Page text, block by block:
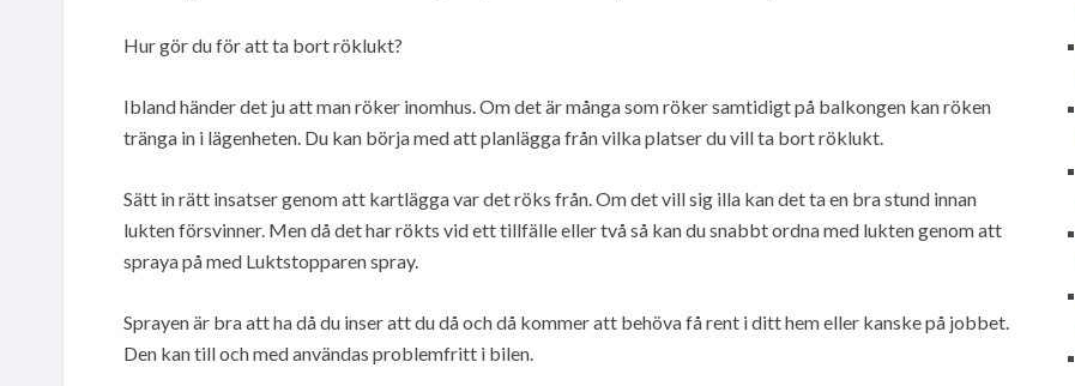
Hur gör du för att ta bort röklukt?
Ibland händer det ju att man röker inomhus. Om det är många som röker samtidigt på balkongen kan röken
tränga in i lägenheten. Du kan börja med att planlägga från vilka platser du vill ta bort röklukt.
Sätt in rätt insatser genom att kartlägga var det röks från. Om det vill sig illa kan det ta en bra stund innan
lukten försvinner. Men då det har rökts vid ett tillfälle eller två så kan du snabbt ordna med lukten genom att
spraya på med Luktstopparen spray.
Sprayen är bra att ha då du inser att du då och då kommer att behöva få rent i ditt hem eller kanske på jobbet.
Den kan till och med användas problemfritt i bilen.